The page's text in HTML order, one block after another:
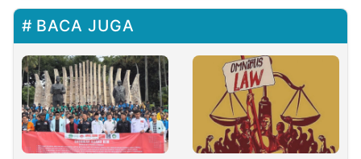
BACA JUGA